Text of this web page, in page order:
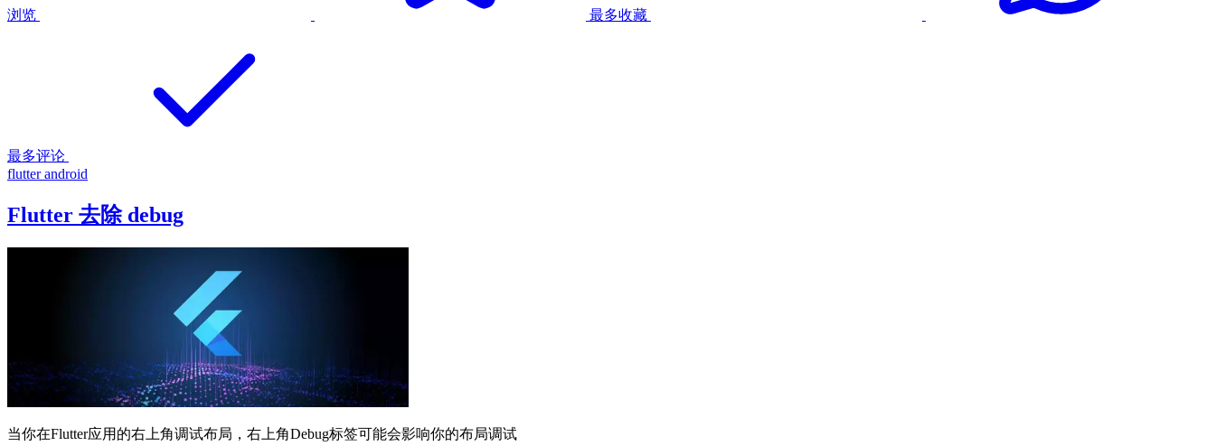
浏览 最多收藏
最多评论
flutterandroid
Flutter 去除 debug
当你在Flutter应用的右上角调试布局，右上角Debug标签可能会影响你的布局调试